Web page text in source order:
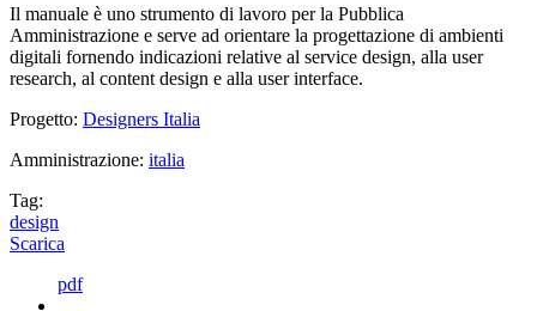
Il manuale è uno strumento di lavoro per la Pubblica
Amministrazione e serve ad orientare la progettazione di ambienti
digitali fornendo indicazioni relative al service design, alla user
research, al content design e alla user interface.
Progetto: Designers Italia
Amministrazione: italia
Tag:
design
Scarica
pdf